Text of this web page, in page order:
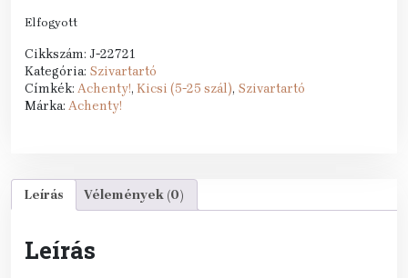
Elfogyott
Cikkszám: J-22721
Kategória: Szivartartó
Címkék: Achenty!, Kicsi (5-25 szál), Szivartartó
Márka: Achenty!
Leírás Vélemények (0)
Leírás